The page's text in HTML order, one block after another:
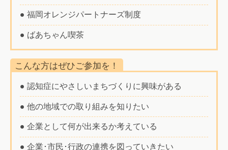
● 福岡オレンジパートナーズ制度
● ばあちゃん喫茶
こんな方はぜひご参加を！
● 認知症にやさしいまちづくりに興味がある
● 他の地域での取り組みを知りたい
● 企業として何が出来るか考えている
● 企業･市民･行政の連携を図っていきたい